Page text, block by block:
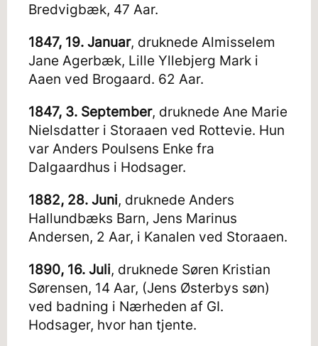
Bredvigbæk, 47 Aar.
1847, 19. Januar, druknede Almisselem
Jane Agerbæk, Lille Yllebjerg Mark i
Aaen ved Brogaard. 62 Aar.
1847, 3. September, druknede Ane Marie
Nielsdatter i Storaaen ved Rottevie. Hun
var Anders Poulsens Enke fra
Dalgaardhus i Hodsager.
1882, 28. Juni, druknede Anders
Hallundbæks Barn, Jens Marinus
Andersen, 2 Aar, i Kanalen ved Storaaen.
1890, 16. Juli, druknede Søren Kristian
Sørensen, 14 Aar, (Jens Østerbys søn)
ved badning i Nærheden af GI.
Hodsager, hvor han tjente.